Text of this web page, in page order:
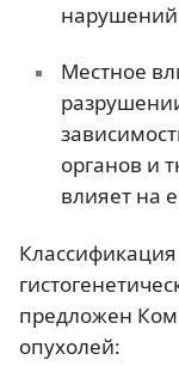
Местное
органов и
влияет на
предложен
опухолей: